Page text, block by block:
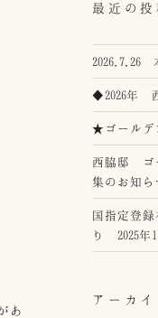
あ
最近の
2026.7.26
◆2026年
★ゴールデ
西脇邸 ゴ
集のお知ら
国指定登
り 2025年
アーカ